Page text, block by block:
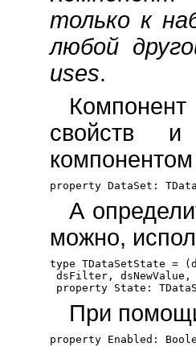
только к
любой
uses.
свойств
А
можно,
type TDataSetState =
dsFilter, dsNewValue,
При